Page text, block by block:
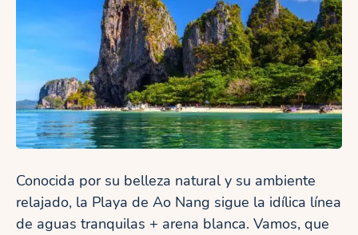
Conocida por su belleza natural y su ambiente
relajado, la Playa de Ao Nang sigue la idílica línea
de aguas tranquilas + arena blanca. Vamos, que